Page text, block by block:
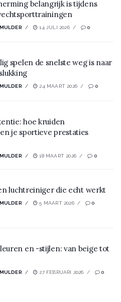
belangrijk is tijdens
14 JULI 2026 0
spelen de snelste weg is naar
24 MAART 2026 0
hoe kruiden
je sportieve prestaties
18 MAART 2026 0
luchtreiniger die echt werkt
5 MAART 2026 0
en -stijlen: van beige tot
27 FEBRUARI 2026 0